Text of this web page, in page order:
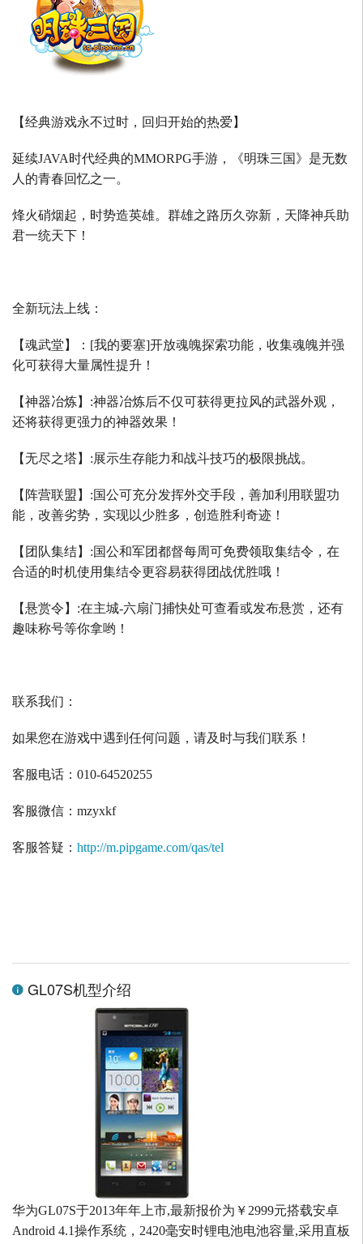
【经典游戏永不过时，回归开始的热爱】
延续JAVA时代经典的MMORPG手游，《明珠三国》是无数
人的青春回忆之一。
烽火硝烟起，时势造英雄。群雄之路历久弥新，天降神兵助
君一统天下！
全新玩法上线：
【魂武堂】： [我的要塞]开放魂魄探索功能，收集魂魄并强
化可获得大量属性提升！
【神器冶炼】 :神器冶炼后不仅可获得更拉风的武器外观，
还将获得更强力的神器效果！
【无尽之塔】 :展示生存能力和战斗技巧的极限挑战。
【阵营联盟】 :国公可充分发挥外交手段，善加利用联盟功
能，改善劣势，实现以少胜多，创造胜利奇迹！
【团队集结】 :国公和军团都督每周可免费领取集结令，在
合适的时机使用集结令更容易获得团战优胜哦！
【悬赏令】 :在主城-六扇门捕快处可查看或发布悬赏，还有
趣味称号等你拿哟！
联系我们：
如果您在游戏中遇到任何问题，请及时与我们联系！
客服电话： 010-64520255
客服微信： mzyxkf
客服答疑： http://m.pipgame.com/qas/tel
GL07S机型介绍
华为GL07S于2013年年上市,最新报价为￥2999元搭载安卓
Android 4.1操作系统，2420毫安时锂电池电池容量,采用直板